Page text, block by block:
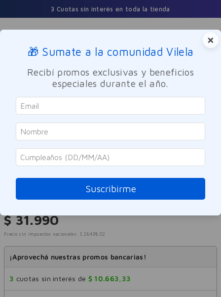
Comprá y retirá gratis en nuestras sucursales en 24
Buscar
Maquillaje Labios
Maybelline
Labial Líquido Maybelline Super
Stay Matte Ink 515 Renegade
Referencia:-320548
$ 31.990
Precio sin impuestos nacionales: $ 26.438 , 02
¡Aprovechá nuestras promos bancarias!
3 cuotas sin interés de $ 10.663, 33
×
🎁 Sumate a la comunidad Vilela
Recibí promos exclusivas y beneficios
especiales durante el año.
Suscribirme